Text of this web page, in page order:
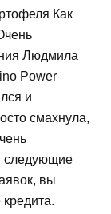
Как
Людмила
Power
и
смахнула,
следующие
вы